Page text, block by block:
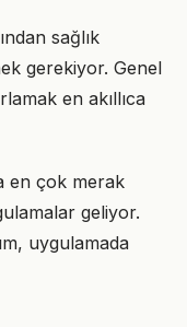
sağlık
gerekiyor. Genel
en akıllıca
en çok merak
geliyor.
uygulamada